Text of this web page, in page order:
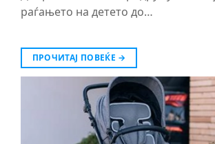
раѓањето на детето до…
ПРОЧИТАЈ ПОВЕЌЕ →